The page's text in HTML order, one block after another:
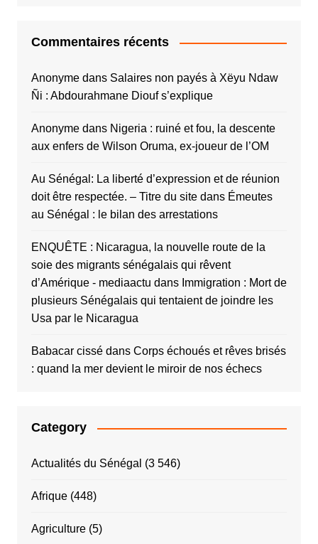
Commentaires récents
Anonymedans Salaires non payés à Xëyu Ndaw
Ñi : Abdourahmane Diouf s’explique
Anonymedans Nigeria : ruiné et fou, la descente
aux enfers de Wilson Oruma, ex-joueur de l’OM
Au Sénégal: La liberté d’expression et de réunion
doit être respectée. – Titre du sitedans Émeutes
au Sénégal : le bilan des arrestations
ENQUÊTE : Nicaragua, la nouvelle route de la
soie des migrants sénégalais qui rêvent
d’Amérique - mediaactu dans Immigration : Mort de
plusieurs Sénégalais qui tentaient de joindre les
Usa par le Nicaragua
Babacar cissédans Corps échoués et rêves brisés
: quand la mer devient le miroir de nos échecs
Category
Actualités du Sénégal (3 546)
Afrique(448)
Agriculture(5)